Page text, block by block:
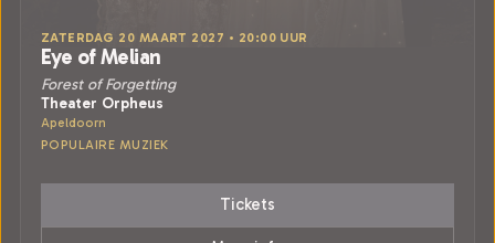
ZATERDAG 20 MAART 2027 • 20:00 UUR
Eye of Melian
Forest of Forgetting
Theater Orpheus
Apeldoorn
POPULAIRE MUZIEK
Tickets